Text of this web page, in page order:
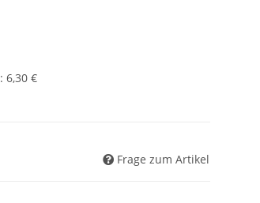
: 6,30 €
Frage zum Artikel